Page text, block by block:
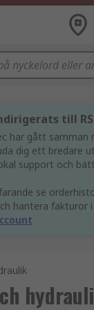
till
har gått samman
dig ett bredare
support och
se
hantera fakturor